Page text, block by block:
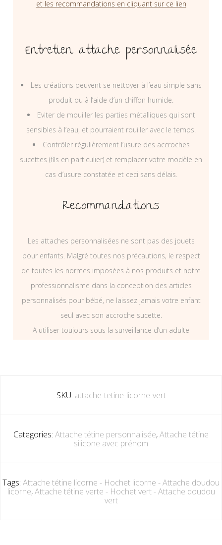
et les recommandations en cliquant sur ce lien
Entretien attache personnalisée
Les créations peuvent se nettoyer à l’eau simple sans
produit ou à l’aide d’un chiffon humide.
Eviter de mouiller les parties métalliques qui sont
sensibles à l’eau, et pourraient rouiller avec le temps.
Contrôler régulièrement l’usure des accroches
sucettes (fils en particulier) et remplacer votre modèle en
cas d’usure constatée et ceci sans délais.
Recommandations
Les attaches personnalisées ne sont pas des jouets
pour enfants. Malgré toutes nos précautions, le respect
de toutes les normes imposées à nos produits et notre
professionnalisme dans la conception des articles
personnalisés pour bébé, ne laissez jamais votre enfant
seul avec son accroche sucette.
A utiliser toujours sous la surveillance d’un adulte
SKU: attache-tetine-licorne-vert
Categories: Attache tétine personnalisée,Attache tétine
silicone avec prénom
Tags: Attache tétine licorne - Hochet licorne - Attache doudou
licorne,Attache tétine verte - Hochet vert - Attache doudou
vert